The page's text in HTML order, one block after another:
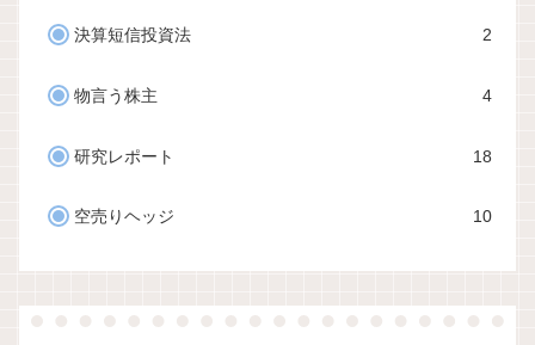
決算短信投資法 2
物言う株主 4
研究レポート 18
空売りヘッジ 10